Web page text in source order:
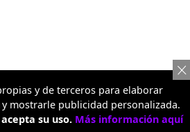
y de terceros para elaborar
mostrarle publicidad personalizada.
su uso. Más información aquí